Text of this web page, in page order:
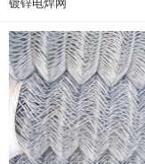
镀锌电焊网